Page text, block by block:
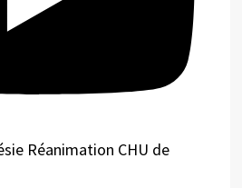
Réanimation CHU de